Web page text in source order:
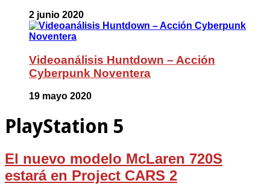
2 junio 2020
Videoanálisis Huntdown – Acción
Cyberpunk Noventera
19 mayo 2020
PlayStation 5
El nuevo modelo McLaren 720S
estará en Project CARS 2